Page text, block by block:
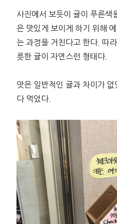
사진에서 보듯이 귤이 푸른색
은 맛있게 보이게 하기 위해
는 과정을 거친다고 한다. 따
릇한 귤이 자연스런 형태다.
맛은 일반적인 귤과 차이가
다 먹었다.